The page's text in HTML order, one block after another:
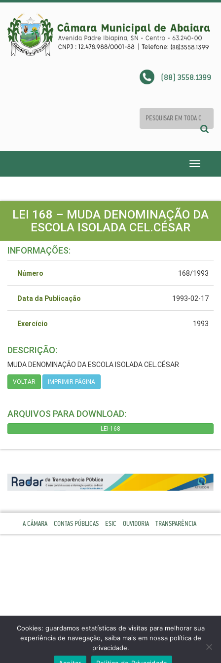
(88) 3558.1399
Toggle
LEI 168 – MUDA DENOMINAÇÃO DA
ESCOLA ISOLADA CEL.CÉSAR
INFORMAÇÕES:
Número 168/1993
Data da Publicação 1993-02-17
Exercício 1993
DESCRIÇÃO:
MUDA DENOMINAÇÃO DA ESCOLA ISOLADA CEL.CÉSAR
VOLTAR IMPRIMIR PÁGINA
ARQUIVOS PARA DOWNLOAD:
LEI-168
A CÂMARA CONTAS PÚBLICAS ESIC OUVIDORIA TRANSPARÊNCIA
Cookies: guardamos estatísticas de visitas para melhorar sua
experiência de navegação, saiba mais em nossa política de
privacidade.